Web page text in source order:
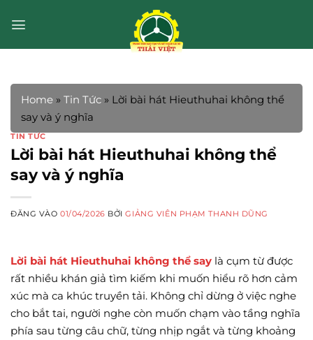
qua
Home » Tin Tức » Lời bài hát Hieuthuhai không thể
say và ý nghĩa
TIN TỨC
Lời bài hát Hieuthuhai không thể
say và ý nghĩa
ĐĂNG VÀO01/04/2026 BỞIGIẢNG VIÊN PHẠM THANH DŨNG
Lời bài hát Hieuthuhai không thể say là cụm từ được
rất nhiều khán giả tìm kiếm khi muốn hiểu rõ hơn cảm
xúc mà ca khúc truyền tải. Không chỉ dừng ở việc nghe
cho bắt tai, người nghe còn muốn chạm vào tầng nghĩa
phía sau từng câu chữ, từng nhịp ngắt và từng khoảng